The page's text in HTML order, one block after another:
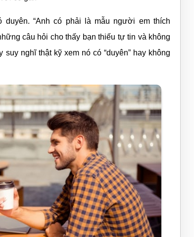
“Anh có phải là mẫu người em thích
câu hỏi cho thấy bạn thiếu tự tin và không
nghĩ thật kỹ xem nó có “duyên” hay không